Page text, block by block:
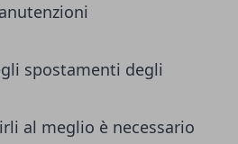
spostamenti degli
al meglio è necessario